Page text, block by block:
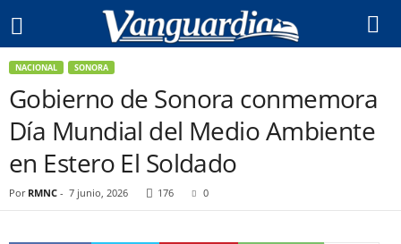
NACIONAL SONORA
Gobierno de Sonora conmemora
Día Mundial del Medio Ambiente
en Estero El Soldado
Por RMNC - 7 junio, 2026 176 0